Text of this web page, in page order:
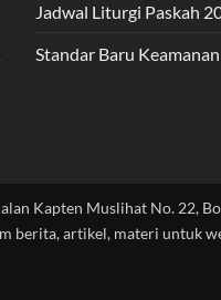
Jadwal Liturgi Paskah
Standar Baru Keamanan
Kapten Muslihat No. 22,
berita, artikel, materi untuk